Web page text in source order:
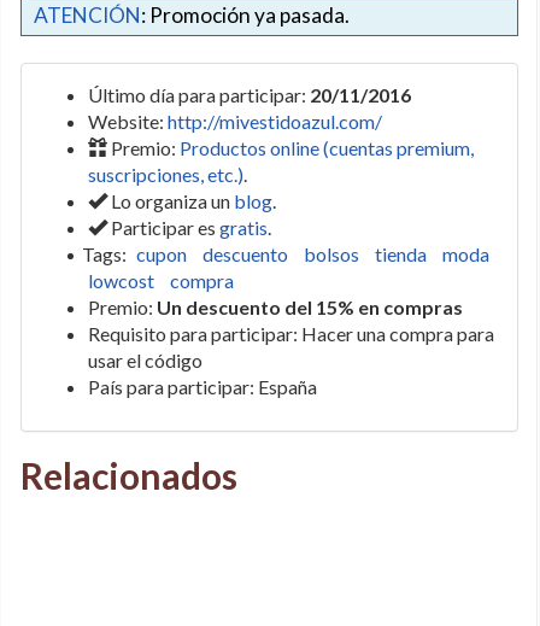
ATENCIÓN: Promoción ya pasada.
Último día para participar: 20/11/2016
Website: http://mivestidoazul.com/
Premio: Productos online (cuentas premium,
suscripciones, etc.).
Lo organiza un blog.
Participar es gratis.
Tags: cupon descuento bolsos tienda
moda
lowcost
compra
Premio: Un descuento del 15% en compras
Requisito para participar: Hacer una compra para
usar el código
País para participar: España
Relacionados